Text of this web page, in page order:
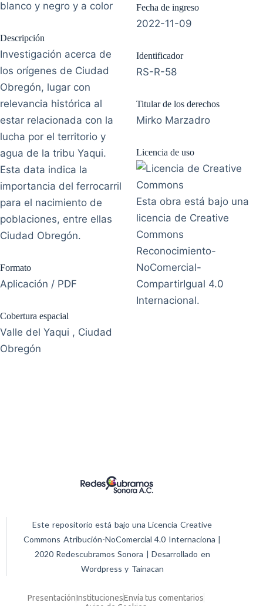
blanco y negro y a color
Descripción
Investigación acerca de
los orígenes de Ciudad
Obregón, lugar con
relevancia histórica al
estar relacionada con la
lucha por el territorio y
agua de la tribu Yaqui.
Esta data indica la
importancia del ferrocarril
para el nacimiento de
poblaciones, entre ellas
Ciudad Obregón.
Formato
Aplicación / PDF
Cobertura espacial
Valle del Yaqui , Ciudad
Obregón
Fecha de ingreso
2022-11-09
Identificador
RS-R-58
Titular de los derechos
Mirko Marzadro
Licencia de uso
Esta obra está bajo una
licencia de Creative
Commons
Reconocimiento-
NoComercial-
CompartirIgual 4.0
Internacional.
Este repositorio está bajo una Licencia Creative
Commons Atribución-NoComercial 4.0 Internaciona |
2020 Redescubramos Sonora | Desarrollado en
Wordpress y Tainacan
PresentaciónInstitucionesEnvía tus comentarios